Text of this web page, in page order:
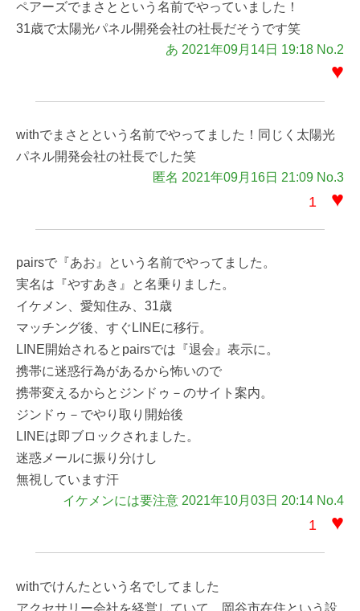
ペアーズでまさとという名前でやっていました！
31歳で太陽光パネル開発会社の社長だそうです笑
あ 2021年09月14日 19:18 No.2
♥
withでまさとという名前でやってました！同じく太陽光
パネル開発会社の社長でした笑
匿名 2021年09月16日 21:09 No.3
1 ♥
pairsで『あお』という名前でやってました。
実名は『やすあき』と名乗りました。
イケメン、愛知住み、31歳
マッチング後、すぐLINEに移行。
LINE開始されるとpairsでは『退会』表示に。
携帯に迷惑行為があるから怖いので
携帯変えるからとジンドゥ－のサイト案内。
ジンドゥ－でやり取り開始後
LINEは即ブロックされました。
迷惑メールに振り分けし
無視しています汗
イケメンには要注意 2021年10月03日 20:14 No.4
1 ♥
withでけんたという名でしてました
アクセサリー会社を経営していて、岡谷市在住という設